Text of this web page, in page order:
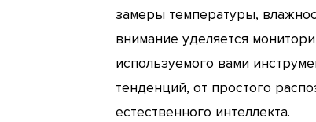
замеры температуры,
внимание уделяется
используемого вами
тенденций, от простого
естественного интеллекта.